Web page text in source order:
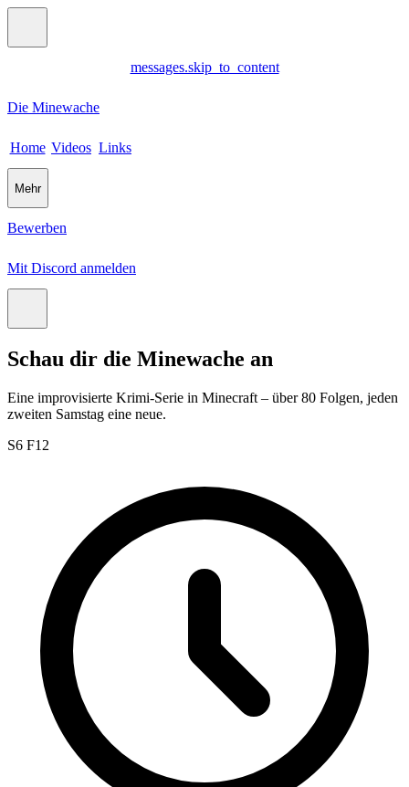
messages.skip_to_content
Die Minewache
Home Videos Links
Mehr
Bewerben
Mit Discord anmelden
Schau dir die Minewache an
Eine improvisierte Krimi-Serie in Minecraft – über 80 Folgen, jeden
zweiten Samstag eine neue.
S6 F12